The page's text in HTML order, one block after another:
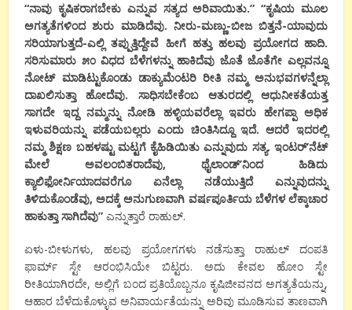
“ನಾವು ಕೃಷಿಕರಾಗಬೇಕು ಎನ್ನುವ ಸತ್ಯದ ಅರಿವಾಯಿತು.” “ಕೃಷಿಯ ಮೂಲ
ಅಗತ್ಯತೆಗಳಿಂದ ಶುರು ಮಾಡಿದೆವು. ನೀರು-ಮಣ್ಣು-ಬೀಜ ಬಿತ್ತನೆ-ಯಾವುದು
ಸರಿಯಾಗುತ್ತದೆ-ಎಲ್ಲಿ ತಪ್ಪುತ್ತಿದ್ದೇವೆ ಹೀಗೆ ಹತ್ತು ಹಲವು ಪ್ರಯೋಗದ ಹಾದಿ.
ಸರಿಸುಮಾರು ೫೦ ವಿಧದ ಬೆಳೆಗಳನ್ನು ಹಾಕಿದೆವು ಜೊತೆ ಜೊತೆಗೇ ಎಲ್ಲವನ್ನೂ
ನೋಟ್ ಮಾಡಿಟ್ಟುಕೊಂಡು ಡಾಕ್ಯುಮೆಂಟರಿ ರೀತಿ ನಮ್ಮ ಅನುಭವಗಳನ್ನೆಲ್ಲಾ
ದಾಖಲಿಸುತ್ತಾ ಹೋದೆವು. ಸಾಧಿಸಬೇಕೆಂಬ ಆತುರದಲ್ಲಿ ಆಧುನೀಕತೆಯತ್ತ
ಸಾಗದೇ ಇದ್ದ ನಮ್ಮನ್ನು ನೋಡಿ ಹಳ್ಳಿಯವರೆಲ್ಲಾ ಇವರು ಹೇಗಪ್ಪಾ ಅಧಿಕ
ಇಳುವರಿಯನ್ನು ಪಡೆಯಬಲ್ಲರು ಎಂದು ಚಿಂತಿಸಿದ್ದೂ ಇದೆ. ಆದರೆ ಇದರಲ್ಲಿ
ನಮ್ಮ ಶಿಕ್ಷಣ ಬಹಳಷ್ಟು ಮಟ್ಟಗೆ ಕೈಹಿಡಿಯಿತು ಎನ್ನುವುದು ಸತ್ಯ. ಇಂಟರ್’ನೆಟ್
ಮೇಲೆ ಅವಲಂಬಿತರಾದೆವು, ಥೈಲಾಂಡ್’ನಿಂದ ಹಿಡಿದು
ಕ್ಯಾಲಿಫೋರ್ನಿಯಾದವರೆಗೂ ಏನೆಲ್ಲಾ ನಡೆಯುತ್ತಿದೆ ಎನ್ನುವುದನ್ನು
ತಿಳಿದುಕೊಂಡೆವು, ಅದಕ್ಕೆ ಅನುಗುಣವಾಗಿ ವರ್ಷಪೂರ್ತಿಯ ಬೆಳೆಗಳ ಲೆಕ್ಕಾಚಾರ
ಹಾಕುತ್ತಾ ಸಾಗಿದೆವು”ಎನ್ನುತ್ತಾರೆ ರಾಹುಲ್.
ಏಳು-ಬೀಳುಗಳು, ಹಲವು ಪ್ರಯೋಗಗಳು ನಡೆಸುತ್ತಾ ರಾಹುಲ್ ದಂಪತಿ
ಫಾರ್ಮ್ ಸ್ಟೇ ಆರಂಭಿಸಿಯೇ ಬಿಟ್ಟರು. ಅದು ಕೇವಲ ಹೋಂ ಸ್ಟೇ
ರೀತಿಯಾಗಿರದೇ, ಅಲ್ಲಿಗೆ ಬಂದ ಪ್ರತಿಯೊಬ್ಬನೂ ಕೃಷಿಜೀವನದ ಅಗತ್ಯತೆಯನ್ನು,
ಆಹಾರ ಬೆಳೆದುಕೊಳ್ಳುವ ಅನಿವಾರ್ಯತೆಯನ್ನು ಅರಿವು ಮೂಡಿಸುವ ತಾಣವಾಗಿ